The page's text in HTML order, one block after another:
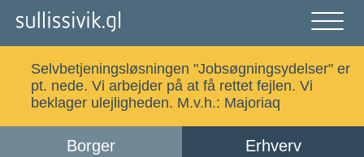
luk
Selvbetjeningsløsningen "Jobsøgningsydelser" er
pt. nede. Vi arbejder på at få rettet fejlen. Vi
beklager ulejligheden. M.v.h.: Majoriaq
Borger Erhverv